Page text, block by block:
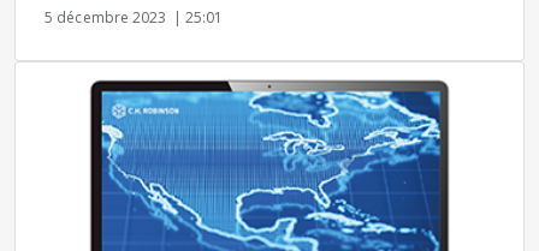
5 décembre 2023 | 25:01